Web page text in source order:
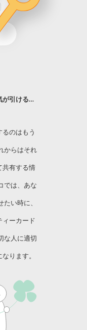
が引ける…
のはもう
からはそれ
共有する情
では、あな
い時に、
ィーカード
な人に適切
ります。